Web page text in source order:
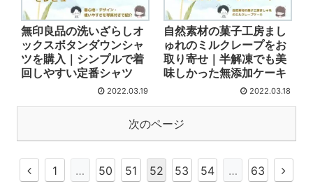
無印良品の洗いざらしオ
ックスボタンダウンシャ
ツを購入｜シンプルで着
回しやすい定番シャツ
2022.03.19
自然素材の菓子工房まし
ゅれのミルクレープをお
取り寄せ｜半解凍でも美
味しかった無添加ケーキ
2022.03.18
次のページ
1 … 50 51 52 53 54 … 63